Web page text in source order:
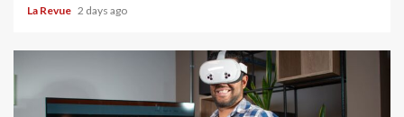
La Revue 2 days ago